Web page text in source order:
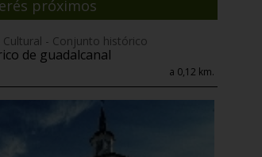
próximos
Cultural - Conjunto histórico
de guadalcanal
a 0,12 km.